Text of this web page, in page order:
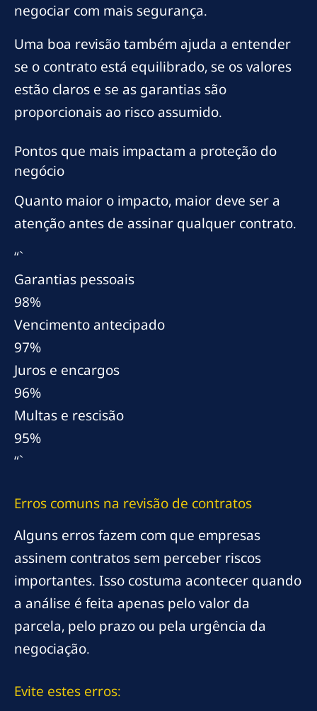
negociar com mais segurança.
Uma boa revisão também ajuda a entender
se o contrato está equilibrado, se os valores
estão claros e se as garantias são
proporcionais ao risco assumido.
Pontos que mais impactam a proteção do
negócio
Quanto maior o impacto, maior deve ser a
atenção antes de assinar qualquer contrato.
“`
Garantias pessoais
98%
Vencimento antecipado
97%
Juros e encargos
96%
Multas e rescisão
95%
“`
Erros comuns na revisão de contratos
Alguns erros fazem com que empresas
assinem contratos sem perceber riscos
importantes. Isso costuma acontecer quando
a análise é feita apenas pelo valor da
parcela, pelo prazo ou pela urgência da
negociação.
Evite estes erros: